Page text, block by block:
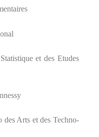
et des Etudes
des Arts et des Techno-